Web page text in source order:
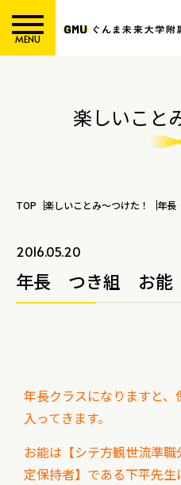
MENU
楽しいこと
TOP 楽しいことみ～つけた！ 年
2016.05.20
年長 つき組 お能
年長クラスになりますと
入ってきます。
お能は【シテ方観世流準
定保持者】である下平先生